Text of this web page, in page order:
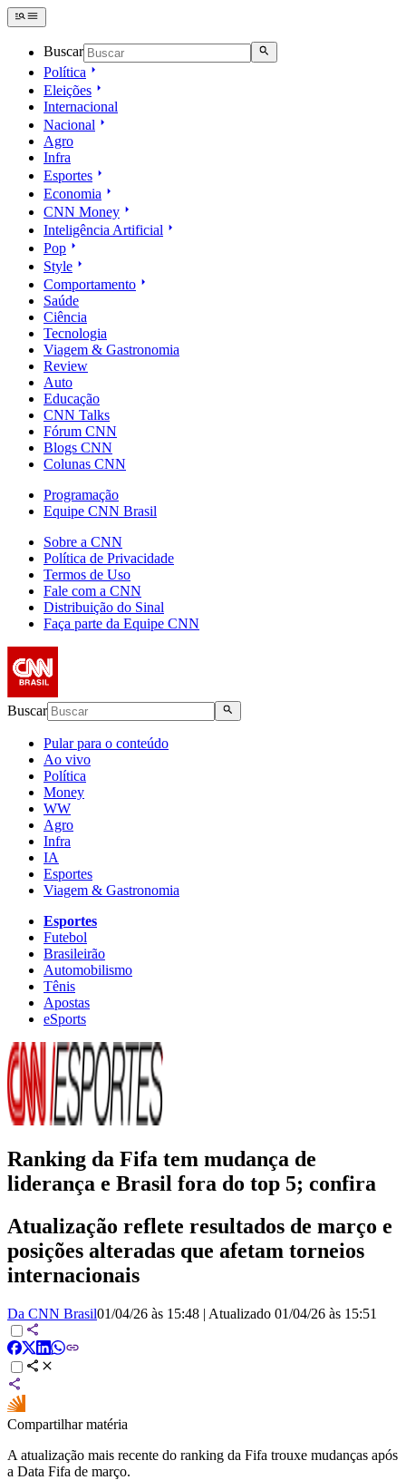
Buscar
Política
Eleições
Internacional
Nacional
Agro
Infra
Esportes
Economia
CNN Money
Inteligência Artificial
Pop
Style
Comportamento
Saúde
Ciência
Tecnologia
Viagem & Gastronomia
Review
Auto
Educação
CNN Talks
Fórum CNN
Blogs CNN
Colunas CNN
Programação
Equipe CNN Brasil
Sobre a CNN
Política de Privacidade
Termos de Uso
Fale com a CNN
Distribuição do Sinal
Faça parte da Equipe CNN
Buscar
Pular para o conteúdo
Ao vivo
Política
Money
WW
Agro
Infra
IA
Esportes
Viagem & Gastronomia
Esportes
Futebol
Brasileirão
Automobilismo
Tênis
Apostas
eSports
Ranking da Fifa tem mudança de
liderança e Brasil fora do top 5; confira
Atualização reflete resultados de março e
posições alteradas que afetam torneios
internacionais
Da CNN Brasil01/04/26 às 15:48 | Atualizado 01/04/26 às 15:51
Compartilhar matéria
A atualização mais recente do ranking da Fifa trouxe mudanças após
a Data Fifa de março.